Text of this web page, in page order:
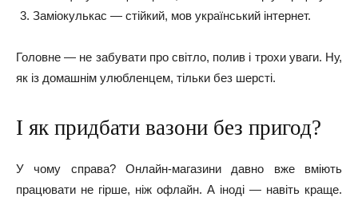
Заміокулькас — стійкий, мов український інтернет.
Головне — не забувати про світло, полив і трохи уваги. Ну,
як із домашнім улюбленцем, тільки без шерсті.
І як придбати вазони без пригод?
У чому справа? Онлайн-магазини давно вже вміють
працювати не гірше, ніж офлайн. А іноді — навіть краще.